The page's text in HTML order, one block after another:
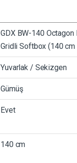
GDX BW-140 Octagon
Gridli Softbox (140
Yuvarlak / Sekizgen
Gümüş
Evet
140 cm